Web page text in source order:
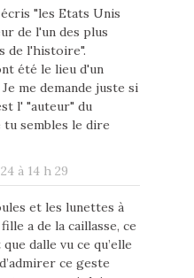
"les Etats Unis
de l'un des plus
de l'histoire".
été le lieu d'un
me demande juste si
l' "auteur" du
tu sembles le dire
à 14 h 29
et les lunettes à
a de la caillasse, ce
dalle vu ce qu’elle
ce geste